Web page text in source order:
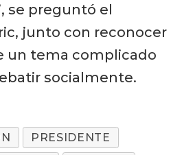
se preguntó el
junto con reconocer
un tema complicado
socialmente.
PRESIDENTE